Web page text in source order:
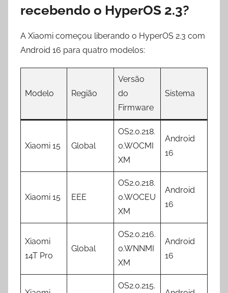
recebendo o HyperOS 2.3?
A Xiaomi começou liberando o HyperOS 2.3 com
Android 16 para quatro modelos:
Modelo Região
Versão
do
Firmware
Sistema
Xiaomi 15 Global
OS2.0.218.
0.WOCMI
XM
Android
16
Xiaomi 15 EEE
OS2.0.218.
0.WOCEU
XM
Android
16
Xiaomi
14T Pro
Global
OS2.0.216.
0.WNNMI
XM
Android
16
OS2.0.215.